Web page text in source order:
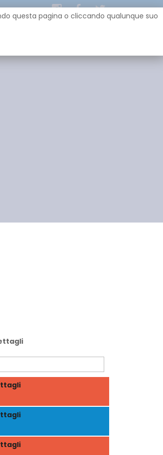
questa pagina o cliccando qualunque suo